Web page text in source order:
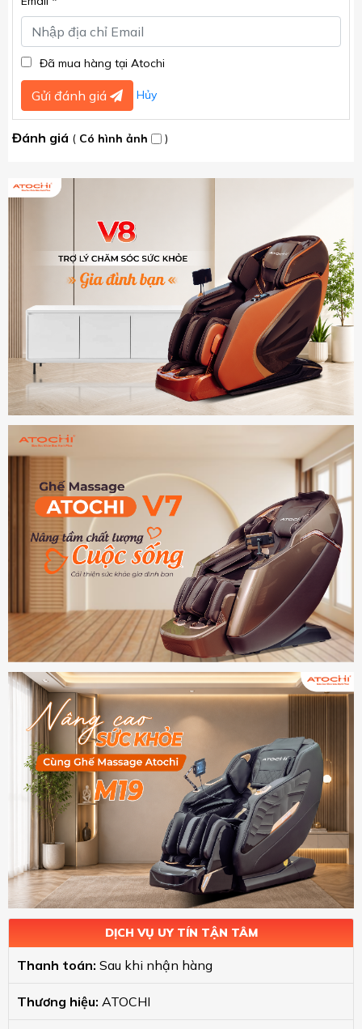
Đã mua hàng tại Atochi
Gửi đánh giá Hủy
Đánh giá ( Có hình ảnh )
DỊCH VỤ UY TÍN TẬN TÂM
Thanh toán: Sau khi nhận hàng
Thương hiệu: ATOCHI